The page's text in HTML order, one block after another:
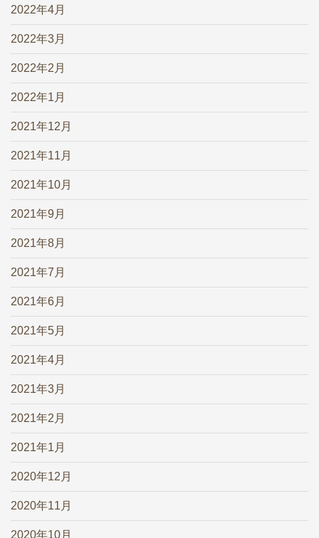
2022年4月
2022年3月
2022年2月
2022年1月
2021年12月
2021年11月
2021年10月
2021年9月
2021年8月
2021年7月
2021年6月
2021年5月
2021年4月
2021年3月
2021年2月
2021年1月
2020年12月
2020年11月
2020年10月